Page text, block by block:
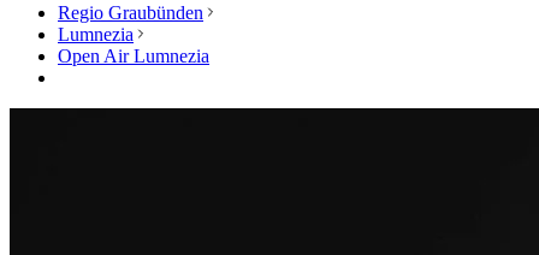
Regio Graubünden
Lumnezia
Open Air Lumnezia